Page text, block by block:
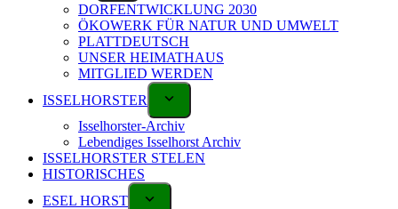
DORFENTWICKLUNG 2030
ÖKOWERK FÜR NATUR UND UMWELT
PLATTDEUTSCH
UNSER HEIMATHAUS
MITGLIED WERDEN
ISSELHORSTER
Isselhorster-Archiv
Lebendiges Isselhorst Archiv
ISSELHORSTER STELEN
HISTORISCHES
ESEL HORST